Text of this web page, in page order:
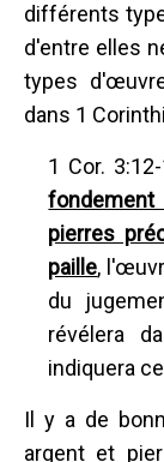
différents
d'entre elles
types
dans 1
1 Cor.
pierres
paille,
du
révélera
indiquera
Il y a de
argent et